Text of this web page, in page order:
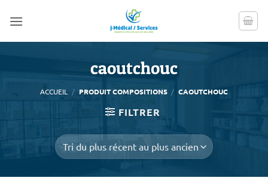
caoutchouc
ACCUEIL / PRODUIT COMPOSITIONS / CAOUTCHOUC
FILTRER